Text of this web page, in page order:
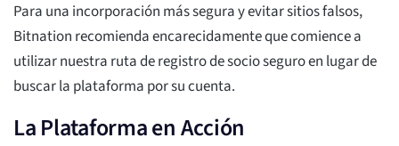
Para una incorporación más segura y evitar sitios falsos,
Bitnation recomienda encarecidamente que comience a
utilizar nuestra ruta de registro de socio seguro en lugar de
buscar la plataforma por su cuenta.
La Plataforma en Acción